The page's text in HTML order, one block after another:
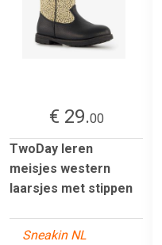
€ 29.00
TwoDay leren
meisjes western
laarsjes met stippen
Sneakin NL